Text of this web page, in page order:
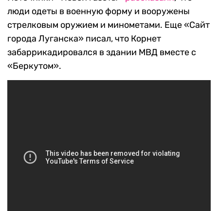
люди одеты в военную форму и вооружены
стрелковым оружием и минометами. Еще «Сайт
города Луганска» писал, что Корнет
забаррикадировался в здании МВД вместе с
«Беркутом».